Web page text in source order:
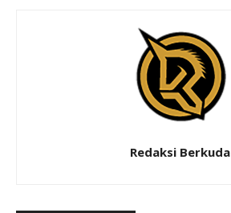
Redaksi Berkuda